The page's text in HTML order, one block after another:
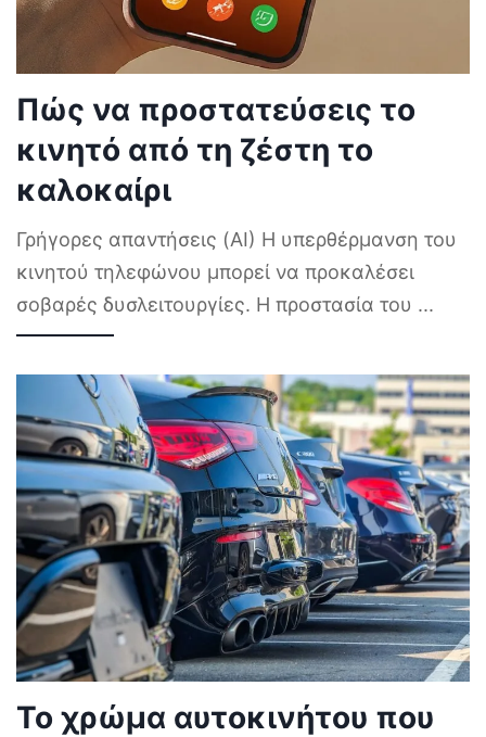
Πώς να προστατεύσεις το
κινητό από τη ζέστη το
καλοκαίρι
Γρήγορες απαντήσεις (AI) Η υπερθέρμανση του
κινητού τηλεφώνου μπορεί να προκαλέσει
σοβαρές δυσλειτουργίες. Η προστασία του ...
Το χρώμα αυτοκινήτου που